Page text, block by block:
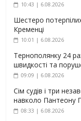
10:43 | 6.08.2026
Шестеро
Кременці
10:01 | 6.08.2026
Тернополянку 24
швидкості та
09:09 | 6.08.2026
Сім судів і три
навколо Пантеону
08:33 | 6.08.2026